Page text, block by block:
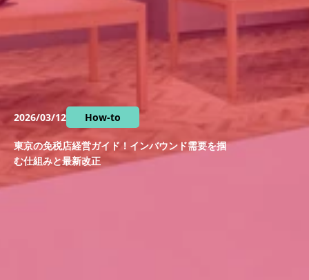
2026/03/12 How-to
東京の免税店経営ガイド！インバウンド需要を掴
む仕組みと最新改正